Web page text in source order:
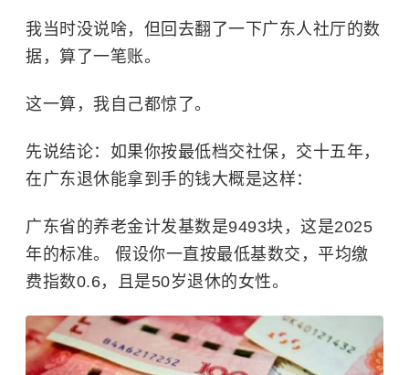
我当时没说啥，但回去翻了一下广东人社厅的数
据，算了一笔账。
这一算，我自己都惊了。
先说结论：如果你按最低档交社保，交十五年，
在广东退休能拿到手的钱大概是这样：
广东省的养老金计发基数是9493块，这是2025
年的标准。 假设你一直按最低基数交，平均缴
费指数0.6，且是50岁退休的女性。